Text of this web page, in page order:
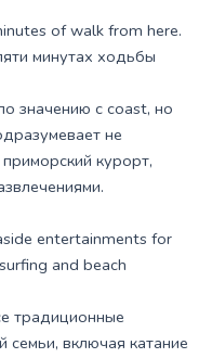
of walk from here.
минутах ходьбы
значению с coast, но
не
курорт,
entertainments for
and beach
традиционные
семьи, включая катание